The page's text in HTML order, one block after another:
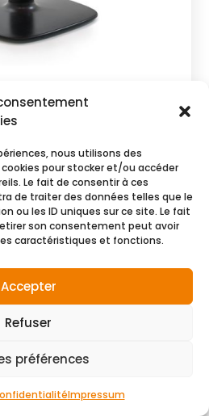
nous utilisons des
pour stocker et/ou accéder
Le fait de consentir à ces
de traiter des données telles que le
ou les ID uniques sur ce site. Le fait
son consentement peut avoir
caractéristiques et fonctions.
Accepter
Refuser
préférences
Impressum